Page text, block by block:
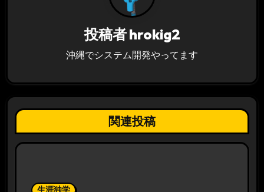
投稿者hrokig2
沖縄でシステム開発やってます
関連投稿
生涯独学